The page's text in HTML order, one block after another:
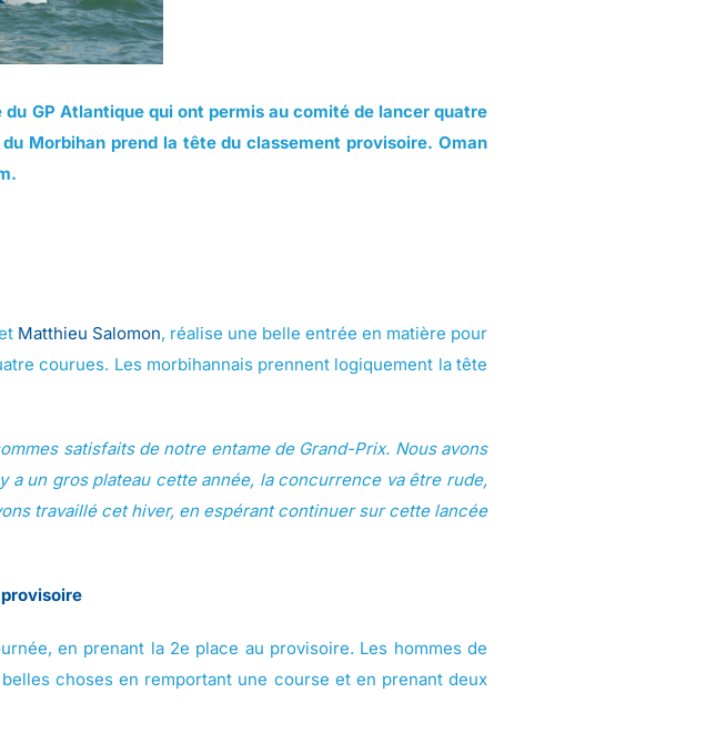
GP Atlantique qui ont permis au comité de lancer quatre
Morbihan prend la tête du classement provisoire. Oman
Matthieu Salomon, réalise une belle entrée en matière pour
courues. Les morbihannais prennent logiquement la tête
satisfaits de notre entame de Grand-Prix. Nous avons
un gros plateau cette année, la concurrence va être rude,
travaillé cet hiver, en espérant continuer sur cette lancée
en prenant la 2e place au provisoire. Les hommes de
choses en remportant une course et en prenant deux